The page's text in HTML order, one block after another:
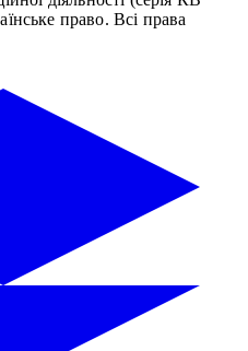
право. Всі права